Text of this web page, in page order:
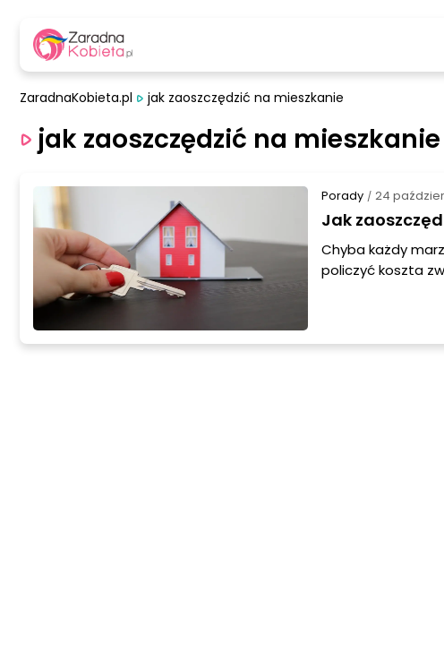
ZaradnaKobieta.pl jak zaoszczędzić na mieszkanie
jak zaoszczędzić na mieszkanie
Porady / 24
Jak
Chyba każdy
policzyć koszta